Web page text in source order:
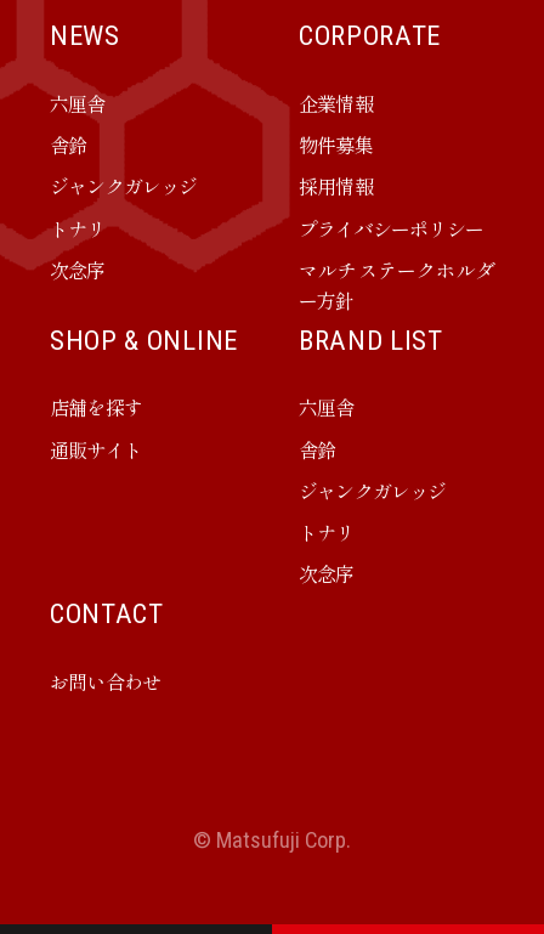
NEWS
六厘舎
舎鈴
ジャンクガレッジ
トナリ
次念序
CORPORATE
企業情報
物件募集
採用情報
プライバシーポリシー
マルチステークホルダ
ー方針
SHOP & ONLINE
店舗を探す
通販サイト
BRAND LIST
六厘舎
舎鈴
ジャンクガレッジ
トナリ
次念序
CONTACT
お問い合わせ
© Matsufuji Corp.